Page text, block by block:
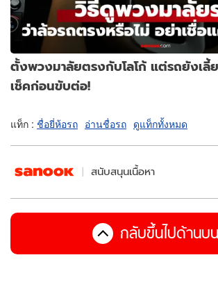
ตั้งพวงมาลัยตรงกับโลโก้ แต่รถยังเลี้ย
เช็คก่อนขับต่อ!
แท็ก : ชื่อยี่ห้อรถ อ่านชื่อรถ ดูแท็กทั้งหมด
สนับสนุนเนื้อหา
กลับขึ้นไปด้านบน